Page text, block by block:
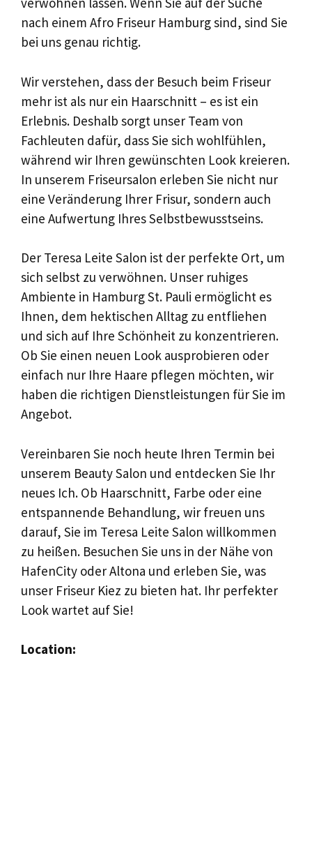
nach einem Afro Friseur Hamburg sind, sind Sie
bei uns genau richtig.
Wir verstehen, dass der Besuch beim Friseur
mehr ist als nur ein Haarschnitt – es ist ein
Erlebnis. Deshalb sorgt unser Team von
Fachleuten dafür, dass Sie sich wohlfühlen,
während wir Ihren gewünschten Look kreieren.
In unserem Friseursalon erleben Sie nicht nur
eine Veränderung Ihrer Frisur, sondern auch
eine Aufwertung Ihres Selbstbewusstseins.
Der Teresa Leite Salon ist der perfekte Ort, um
sich selbst zu verwöhnen. Unser ruhiges
Ambiente in Hamburg St. Pauli ermöglicht es
Ihnen, dem hektischen Alltag zu entfliehen
und sich auf Ihre Schönheit zu konzentrieren.
Ob Sie einen neuen Look ausprobieren oder
einfach nur Ihre Haare pflegen möchten, wir
haben die richtigen Dienstleistungen für Sie im
Angebot.
Vereinbaren Sie noch heute Ihren Termin bei
unserem Beauty Salon und entdecken Sie Ihr
neues Ich. Ob Haarschnitt, Farbe oder eine
entspannende Behandlung, wir freuen uns
darauf, Sie im Teresa Leite Salon willkommen
zu heißen. Besuchen Sie uns in der Nähe von
HafenCity oder Altona und erleben Sie, was
unser Friseur Kiez zu bieten hat. Ihr perfekter
Look wartet auf Sie!
Location: